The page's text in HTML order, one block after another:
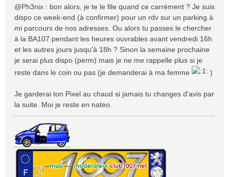
s
g
e
@Ph3nix : bon alors, je te le file quand ce carrément ? Je suis
dispo ce week-end (à confirmer) pour un rdv sur un parking à
mi parcours de nos adresses. Ou alors tu passes le chercher
à la BA107 pendant les heures ouvrables avant vendredi 16h
et les autres jours jusqu'à 18h ? Sinon la semaine prochaine
je serai plus dispo (perm) mais je ne me rappelle plus si je
reste dans le coin ou pas (je demanderai à ma femme
)
Je garderai ton Pixel au chaud si jamais tu changes d'avis par
la suite. Moi je reste en nateo.